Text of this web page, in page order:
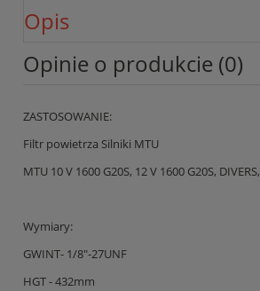
Opis
Opinie o produkcie (0)
ZASTOSOWANIE:
Filtr powietrza Silniki MTU
MTU 10 V 1600 G20S, 12 V 1600 G20S, DIVERS,
Wymiary:
GWINT- 1/8"-27UNF
HGT - 432mm